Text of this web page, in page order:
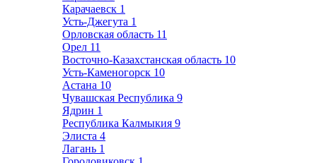
Карачаевск 1
Усть-Джегута 1
Орловская область 11
Орел 11
Восточно-Казахстанская область 10
Усть-Каменогорск 10
Астана 10
Чувашская Республика 9
Ядрин 1
Республика Калмыкия 9
Элиста 4
Лагань 1